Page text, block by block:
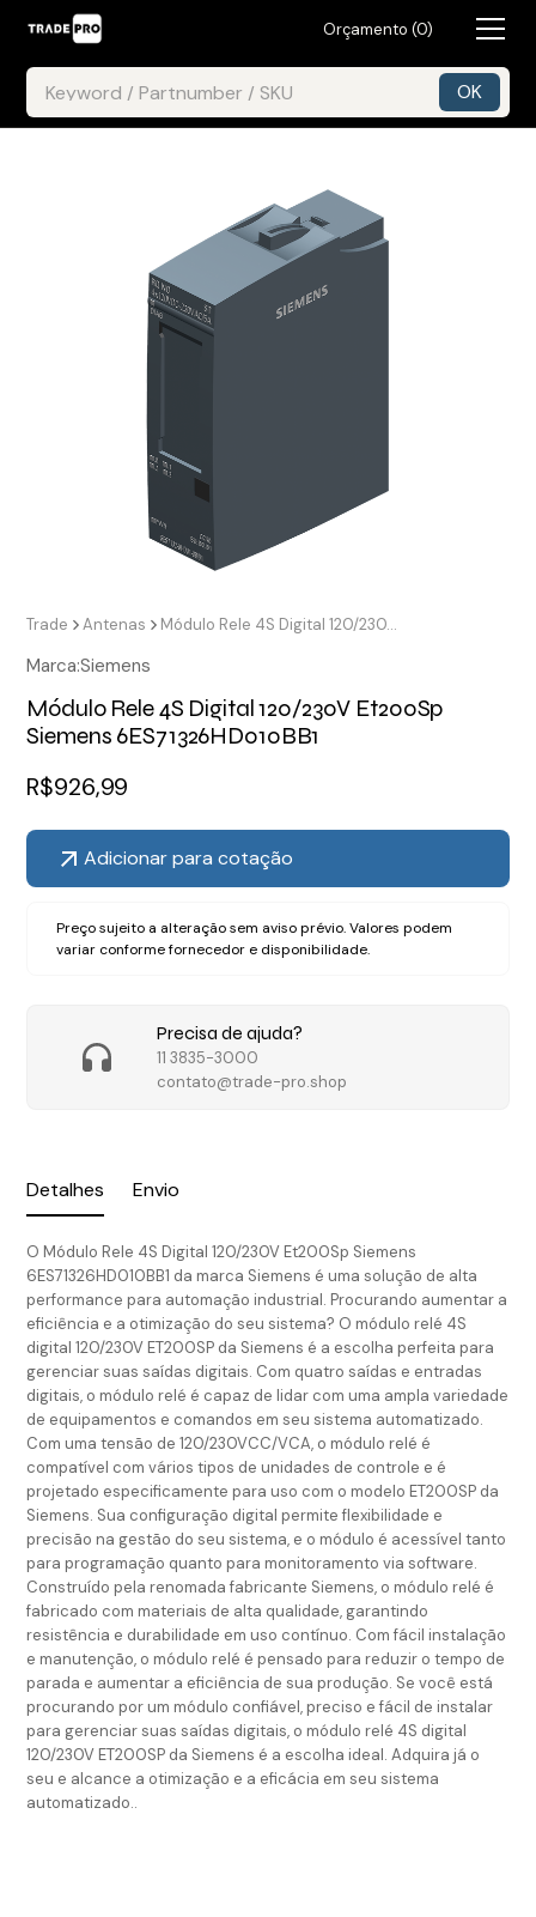
Orçamento (0)
Detalhes Envio
O Módulo Rele 4S Digital 120/230V Et200Sp Siemens
6ES71326HD010BB1 da marca Siemens é uma solução de alta
performance para automação industrial. Procurando aumentar a
eficiência e a otimização do seu sistema? O módulo relé 4S
digital 120/230V ET200SP da Siemens é a escolha perfeita para
gerenciar suas saídas digitais. Com quatro saídas e entradas
digitais, o módulo relé é capaz de lidar com uma ampla variedade
de equipamentos e comandos em seu sistema automatizado.
Com uma tensão de 120/230VCC/VCA, o módulo relé é
compatível com vários tipos de unidades de controle e é
projetado especificamente para uso com o modelo ET200SP da
Siemens. Sua configuração digital permite flexibilidade e
precisão na gestão do seu sistema, e o módulo é acessível tanto
para programação quanto para monitoramento via software.
Construído pela renomada fabricante Siemens, o módulo relé é
fabricado com materiais de alta qualidade, garantindo
resistência e durabilidade em uso contínuo. Com fácil instalação
e manutenção, o módulo relé é pensado para reduzir o tempo de
parada e aumentar a eficiência de sua produção. Se você está
procurando por um módulo confiável, preciso e fácil de instalar
para gerenciar suas saídas digitais, o módulo relé 4S digital
120/230V ET200SP da Siemens é a escolha ideal. Adquira já o
seu e alcance a otimização e a eficácia em seu sistema
automatizado..
Trade Antenas Módulo Rele 4S Digital 120/230V Et200Sp Siemens 6ES71326HD010BB1
Marca:Siemens
Módulo Rele 4S Digital 120/230V Et200Sp
Siemens 6ES71326HD010BB1
R$926,99
Adicionar para cotação
Preço sujeito a alteração sem aviso prévio. Valores podem
variar conforme fornecedor e disponibilidade.
Precisa de ajuda?
11 3835-3000
contato@trade-pro.shop